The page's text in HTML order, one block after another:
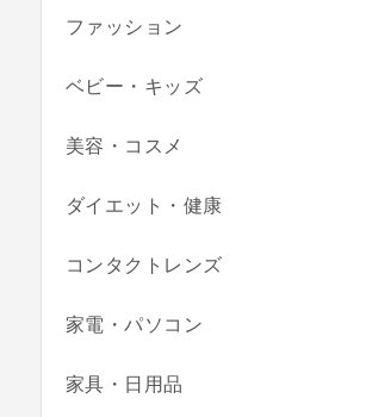
ファッション
ベビー・キッズ
美容・コスメ
ダイエット・健康
コンタクトレンズ
家電・パソコン
家具・日用品